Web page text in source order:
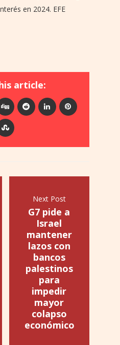
en 2024. EFE
article:
Next Post
G7 pide a
Israel
mantener
lazos con
bancos
palestinos
para
impedir
mayor
colapso
económico